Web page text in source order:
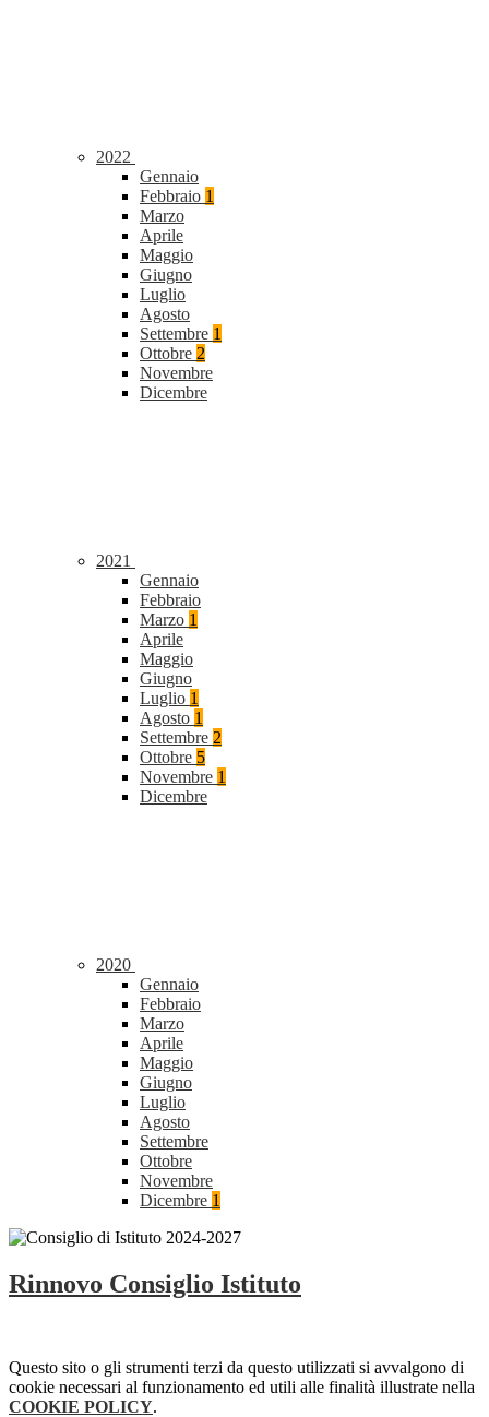
2022
Gennaio
Febbraio 1
Marzo
Aprile
Maggio
Giugno
Luglio
Agosto
Settembre 1
Ottobre 2
Novembre
Dicembre
2021
Gennaio
Febbraio
Marzo 1
Aprile
Maggio
Giugno
Luglio 1
Agosto 1
Settembre 2
Ottobre 5
Novembre 1
Dicembre
2020
Gennaio
Febbraio
Marzo
Aprile
Maggio
Giugno
Luglio
Agosto
Settembre
Ottobre
Novembre
Dicembre 1
Rinnovo Consiglio Istituto
Questo sito o gli strumenti terzi da questo utilizzati si avvalgono di
cookie necessari al funzionamento ed utili alle finalità illustrate nella
COOKIE POLICY.